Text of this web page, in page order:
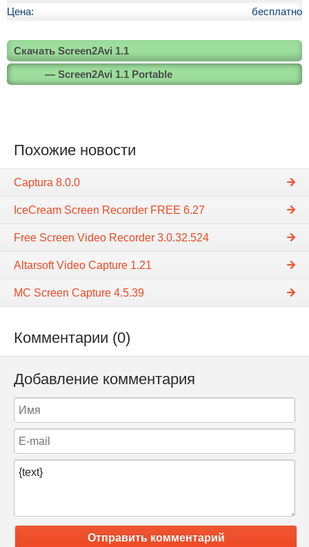
Цена:
бесплатно
Скачать Screen2Avi 1.1
— Screen2Avi 1.1 Portable
Похожие новости
Captura 8.0.0
IceCream Screen Recorder FREE 6.27
Free Screen Video Recorder 3.0.32.524
Altarsoft Video Capture 1.21
MC Screen Capture 4.5.39
Комментарии (0)
Добавление комментария
Отправить комментарий